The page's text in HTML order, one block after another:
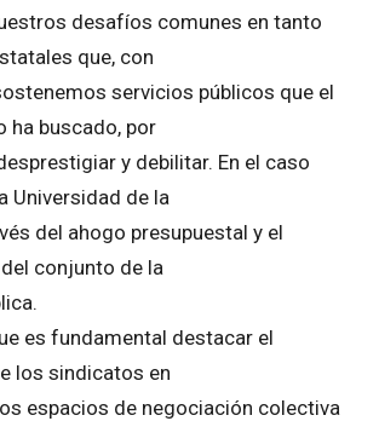
desafíos comunes en tanto
que, con
servicios públicos que el
ha buscado, por
y debilitar. En el caso
Universidad de la
del ahogo presupuestal y el
conjunto de la
es fundamental destacar el
los sindicatos en
espacios de negociación colectiva